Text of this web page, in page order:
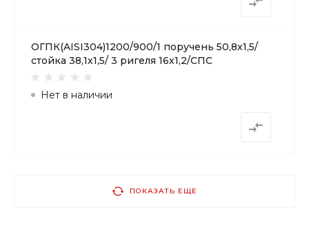
ОГПК(AISI304)1200/900/1 поручень 50,8х1,5/
стойка 38,1х1,5/ 3 ригеля 16х1,2/СПС
Нет в наличии
ПОКАЗАТЬ ЕЩЕ